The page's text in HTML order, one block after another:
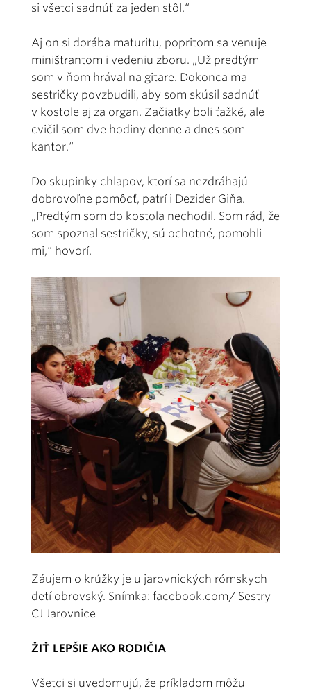
si všetci sadnúť za jeden stôl.“
Aj on si dorába maturitu, popritom sa venuje
miništrantom i vedeniu zboru. „Už predtým
som v ňom hrával na gitare. Dokonca ma
sestričky povzbudili, aby som skúsil sadnúť
v kostole aj za organ. Začiatky boli ťažké, ale
cvičil som dve hodiny denne a dnes som
kantor.“
Do skupinky chlapov, ktorí sa nezdráhajú
dobrovoľne pomôcť, patrí i Dezider Giňa.
„Predtým som do kostola nechodil. Som rád, že
som spoznal sestričky, sú ochotné, pomohli
mi,“ hovorí.
Záujem o krúžky je u jarovnických rómskych
detí obrovský. Snímka: facebook.com/ Sestry
CJ Jarovnice
ŽIŤ LEPŠIE AKO RODIČIA
Všetci si uvedomujú, že príkladom môžu